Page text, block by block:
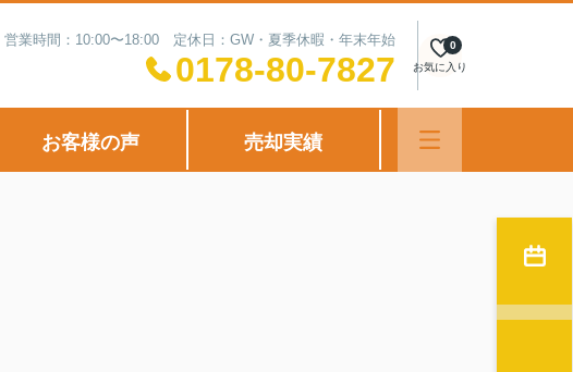
営業時間：10:00〜18:00 定休日：GW・夏季休暇・年末年始
0178-80-7827 お気に入り
0
お客様の声 売却実績